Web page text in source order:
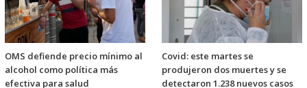
OMS defiende precio mínimo al
alcohol como política más
efectiva para salud
Covid: este martes se
produjeron dos muertes y se
detectaron 1.238 nuevos casos